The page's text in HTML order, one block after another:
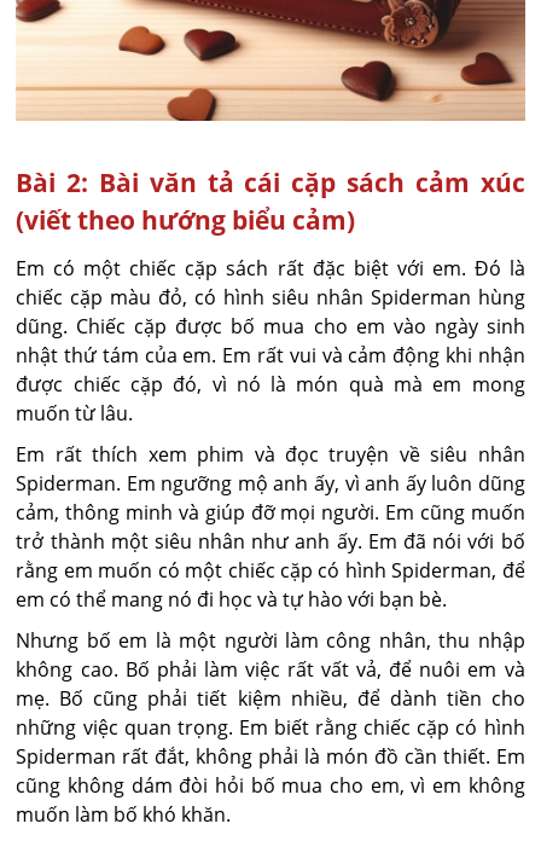
Bài 2: Bài văn tả cái cặp sách cảm xúc
(viết theo hướng biểu cảm)
Em có một chiếc cặp sách rất đặc biệt với em. Đó là
chiếc cặp màu đỏ, có hình siêu nhân Spiderman hùng
dũng. Chiếc cặp được bố mua cho em vào ngày sinh
nhật thứ tám của em. Em rất vui và cảm động khi nhận
được chiếc cặp đó, vì nó là món quà mà em mong
muốn từ lâu.
Em rất thích xem phim và đọc truyện về siêu nhân
Spiderman. Em ngưỡng mộ anh ấy, vì anh ấy luôn dũng
cảm, thông minh và giúp đỡ mọi người. Em cũng muốn
trở thành một siêu nhân như anh ấy. Em đã nói với bố
rằng em muốn có một chiếc cặp có hình Spiderman, để
em có thể mang nó đi học và tự hào với bạn bè.
Nhưng bố em là một người làm công nhân, thu nhập
không cao. Bố phải làm việc rất vất vả, để nuôi em và
mẹ. Bố cũng phải tiết kiệm nhiều, để dành tiền cho
những việc quan trọng. Em biết rằng chiếc cặp có hình
Spiderman rất đắt, không phải là món đồ cần thiết. Em
cũng không dám đòi hỏi bố mua cho em, vì em không
muốn làm bố khó khăn.